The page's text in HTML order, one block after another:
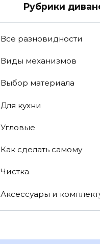
Рубрики
Все разновидности
Виды механизмов
Выбор материала
Для кухни
Угловые
Как сделать самому
Чистка
Аксессуары и